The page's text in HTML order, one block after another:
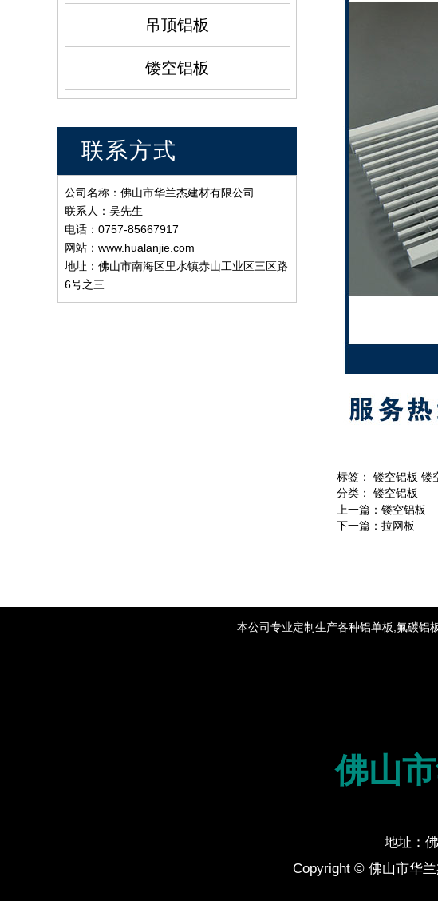
吊顶铝板
镂空铝板
联系方式
公司名称：佛山市华兰杰建材有限公司
联系人：吴先生
电话：0757-85667917
网站：www.hualanjie.com
地址：佛山市南海区里水镇赤山工业区三区路
6号之三
标签： 镂空铝板 镂
分类： 镂空铝板
上一篇： 镂空铝板
下一篇： 拉网板
本公司专业定制生产各种铝单板,氟碳铝
佛山
地址：
Copyright © 佛山市华